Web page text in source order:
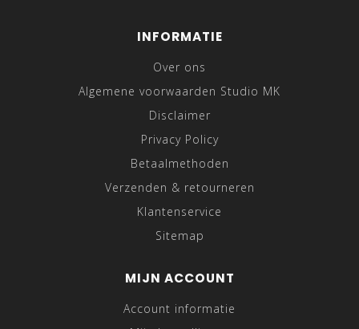
INFORMATIE
Over ons
Algemene voorwaarden Studio MK
Disclaimer
Privacy Policy
Betaalmethoden
Verzenden & retourneren
Klantenservice
Sitemap
MIJN ACCOUNT
Account informatie